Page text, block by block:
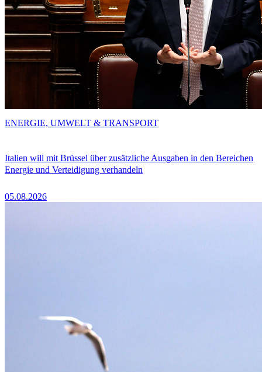
Italien will mit Brüssel über zusätzliche Ausgaben in den Bereichen
Energie und Verteidigung verhandeln
05.08.2026
ENERGIE, UMWELT & TRANSPORT